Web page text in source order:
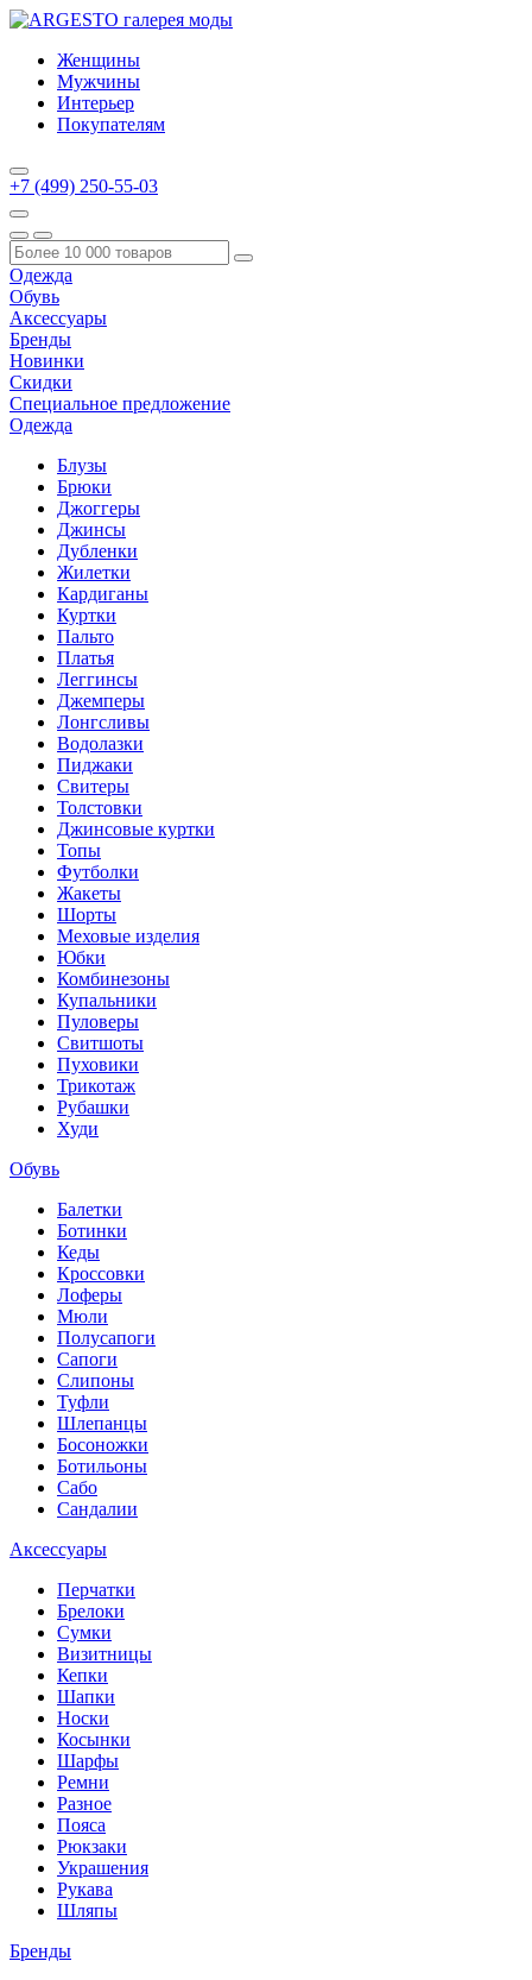
Женщины
Мужчины
Интерьер
Покупателям
+7 (499) 250-55-03
Одежда
Обувь
Аксессуары
Бренды
Новинки
Скидки
Специальное предложение
Одежда
Блузы
Брюки
Джоггеры
Джинсы
Дубленки
Жилетки
Кардиганы
Куртки
Пальто
Платья
Леггинсы
Джемперы
Лонгсливы
Водолазки
Пиджаки
Свитеры
Толстовки
Джинсовые куртки
Топы
Футболки
Жакеты
Шорты
Меховые изделия
Юбки
Комбинезоны
Купальники
Пуловеры
Свитшоты
Пуховики
Трикотаж
Рубашки
Худи
Обувь
Балетки
Ботинки
Кеды
Кроссовки
Лоферы
Мюли
Полусапоги
Сапоги
Слипоны
Туфли
Шлепанцы
Босоножки
Ботильоны
Сабо
Сандалии
Аксессуары
Перчатки
Брелоки
Сумки
Визитницы
Кепки
Шапки
Носки
Косынки
Шарфы
Ремни
Разное
Пояса
Рюкзаки
Украшения
Рукава
Шляпы
Бренды